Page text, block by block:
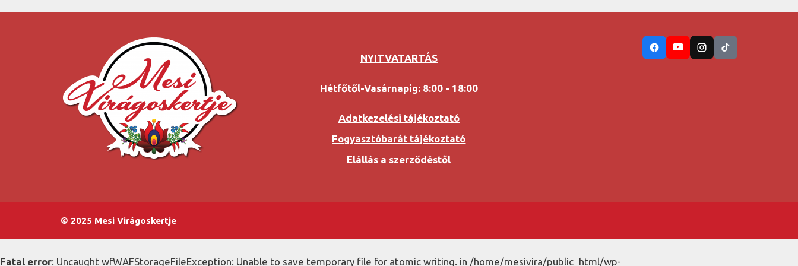
NYITVATARTÁS
Hétfőtől-Vasárnapig: 8:00 - 18:00
Adatkezelési tájékoztató
Fogyasztóbarát tájékoztató
Elállás a szerződéstől
© 2025 Mesi Virágoskertje
Fatal error: Uncaught wfWAFStorageFileException: Unable to save temporary file for atomic writing. in /home/mesivira/public_html/wp-